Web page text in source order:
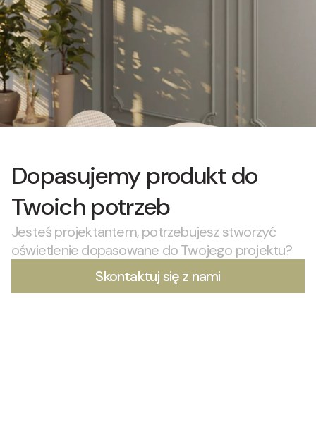
Dopasujemy produkt do
Twoich potrzeb
Jesteś projektantem, potrzebujesz stworzyć
oświetlenie dopasowane do Twojego projektu?
Skontaktuj się z nami